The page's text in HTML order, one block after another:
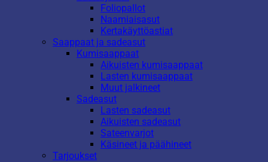
Foliopallot
Naamiaisasut
Kertakäyttöastiat
Saappaat ja sadeasut
Kumisaappaat
Aikuisten kumisaappaat
Lasten kumisaappaat
Muut jalkineet
Sadeasut
Lasten sadeasut
Aikuisten sadeasut
Sateenvarjot
Käsineet ja päähineet
Tarjoukset